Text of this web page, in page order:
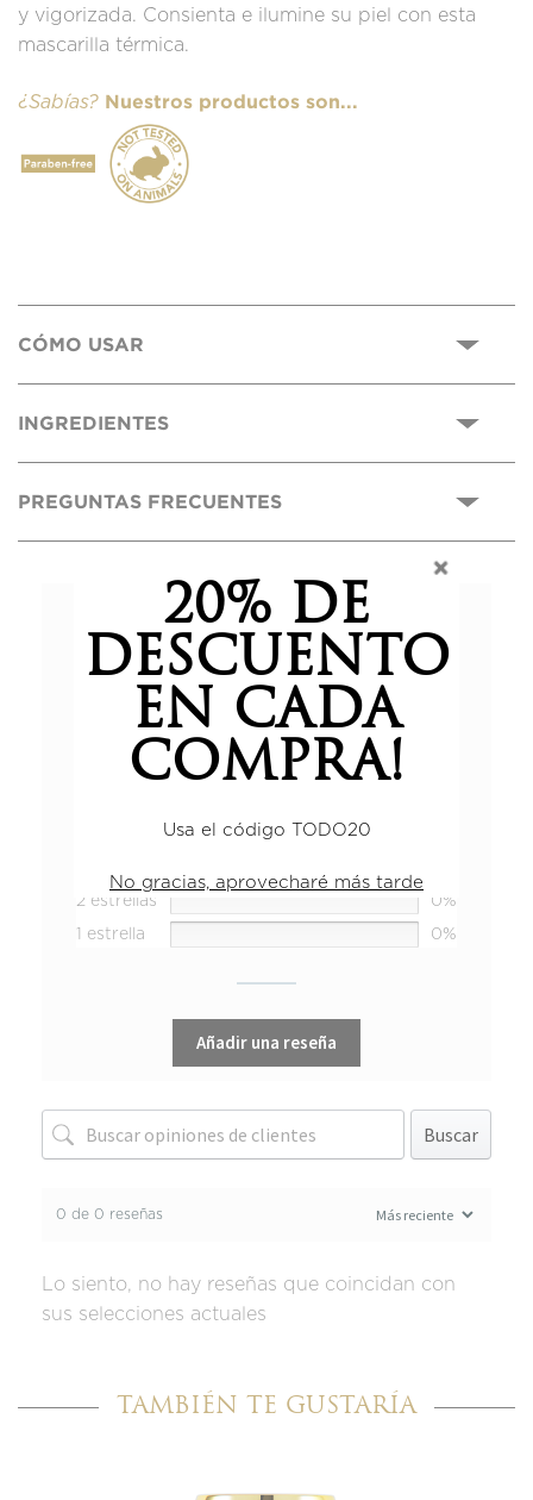
y vigorizada. Consienta e ilumine su piel con esta
mascarilla térmica.
¿Sabías? Nuestros productos son...
CÓMO USAR
INGREDIENTES
PREGUNTAS FRECUENTES
0,0
Basado en 0 reseñas.
2 estrellas
0%
1 estrella
0%
Añadir una reseña
Buscar
0 de 0 reseñas
Lo siento, no hay reseñas que coincidan con
sus selecciones actuales
TAMBIÉN TE GUSTARÍA
20% DE
DESCUENTO
EN CADA
COMPRA!
Usa el código TODO20
No gracias, aprovecharé más tarde